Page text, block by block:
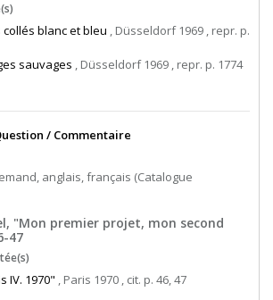
blanc et bleu , Düsseldorf 1969 , repr. p.
sauvages , Düsseldorf 1969 , repr. p. 1774
/ Commentaire
anglais, français (Catalogue
"Mon premier projet, mon second
47
IV. 1970" , Paris 1970 , cit. p. 46, 47